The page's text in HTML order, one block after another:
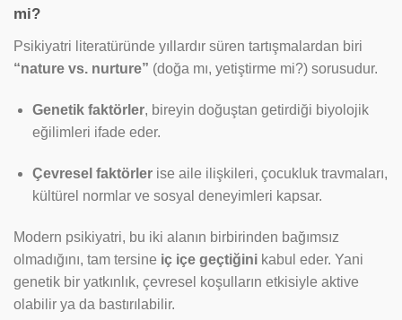
mi?
Psikiyatri literatüründe yıllardır süren tartışmalardan biri
“nature vs. nurture” (doğa mı, yetiştirme mi?) sorusudur.
Genetik faktörler, bireyin doğuştan getirdiği biyolojik
eğilimleri ifade eder.
Çevresel faktörlerise aile ilişkileri, çocukluk travmaları,
kültürel normlar ve sosyal deneyimleri kapsar.
Modern psikiyatri, bu iki alanın birbirinden bağımsız
olmadığını, tam tersine iç içe geçtiğini kabul eder. Yani
genetik bir yatkınlık, çevresel koşulların etkisiyle aktive
olabilir ya da bastırılabilir.